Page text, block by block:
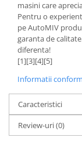
masini care
Pentru o
pe AutoMIV
garanta de
diferenta!
[1][3][4][5]
Informatii
Caracteristici
Review-uri(0)